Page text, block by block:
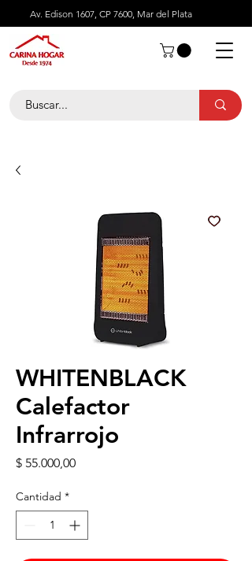
Av. Edison 1607, CP 7600, Mar del Plata
WHITENBLACK
Calefactor
Infrarrojo
$ 55.000,00Precio
Cantidad *